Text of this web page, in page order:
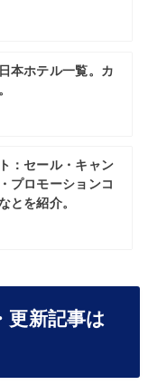
本ホテル一覧。カ
：セール・キャン
プロモーションコ
とを紹介。
更新記事は